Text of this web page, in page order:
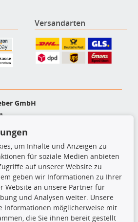
Versandarten
GmbH
um Inhalte und Anzeigen zu
für soziale Medien anbieten
auf unserer Website zu
geben wir Informationen zu Ihrer
Website an unsere Partner für
und Analysen weiter. Unsere
Informationen möglicherweise mit
die Sie ihnen bereit gestellt